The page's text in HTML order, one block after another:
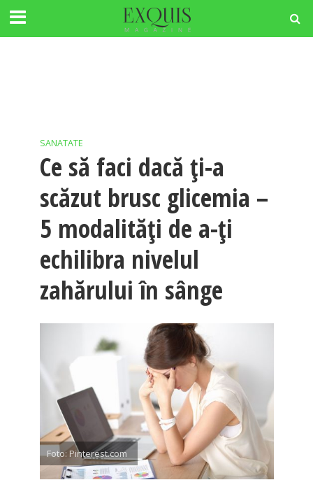
SANATATE
Ce să faci dacă ți-a
scăzut brusc glicemia –
5 modalități de a-ți
echilibra nivelul
zahărului în sânge
Foto: Pinterest.com